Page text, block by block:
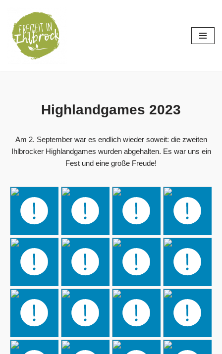
Zum
Inhalt
springen
Highlandgames 2023
Am 2. September war es endlich wieder soweit: die zweiten
Ihlbrocker Highlandgames wurden abgehalten. Es war uns ein
Fest und eine große Freude!